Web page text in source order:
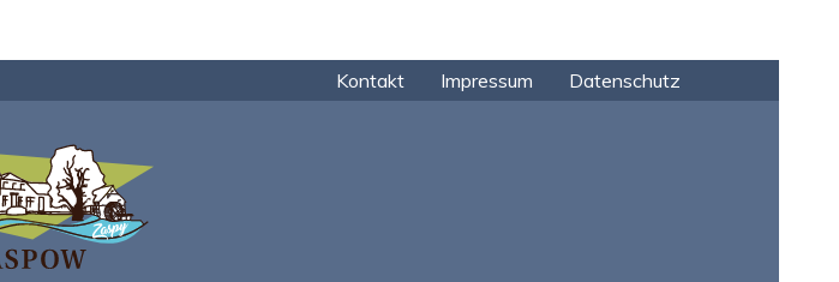
überspringen
Kontakt Impressum Datenschutz